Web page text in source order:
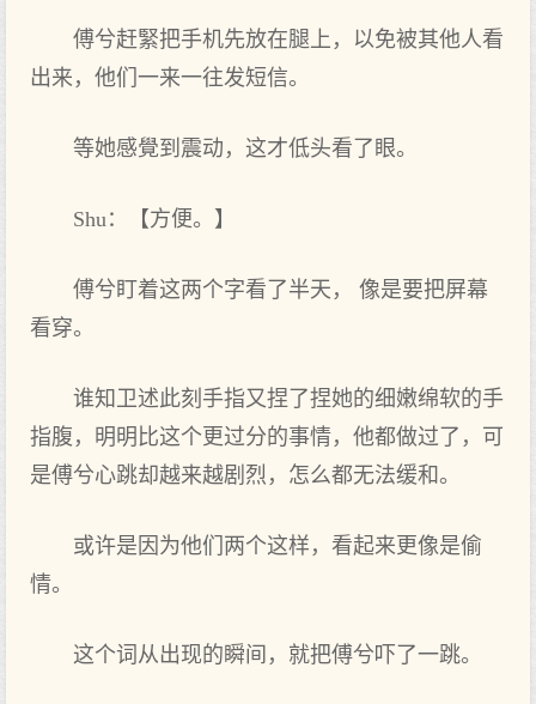
傅兮赶緊把手机先放在腿上，以免被其他人看
出来，他们一来一往发短信。
等她感覺到震动，这才低头看了眼。
Shu：【方便。】
傅兮盯着这两个字看了半天， 像是要把屏幕
看穿。
谁知卫述此刻手指又捏了捏她的细嫩绵软的手
指腹，明明比这个更过分的事情，他都做过了，可
是傅兮心跳却越来越剧烈，怎么都无法缓和。
或许是因为他们两个这样，看起来更像是偷
情。
这个词从出现的瞬间，就把傅兮吓了一跳。